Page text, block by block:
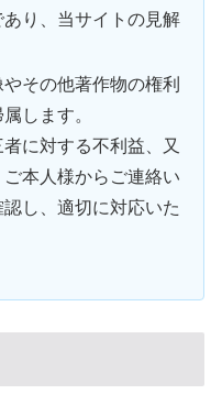
り、当サイトの見解
その他著作物の権利
します。
に対する不利益、又
本人様からご連絡い
し、適切に対応いた